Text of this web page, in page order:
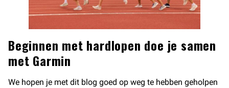
Beginnen met hardlopen doe je samen
met Garmin
We hopen je met dit blog goed op weg te hebben geholpen